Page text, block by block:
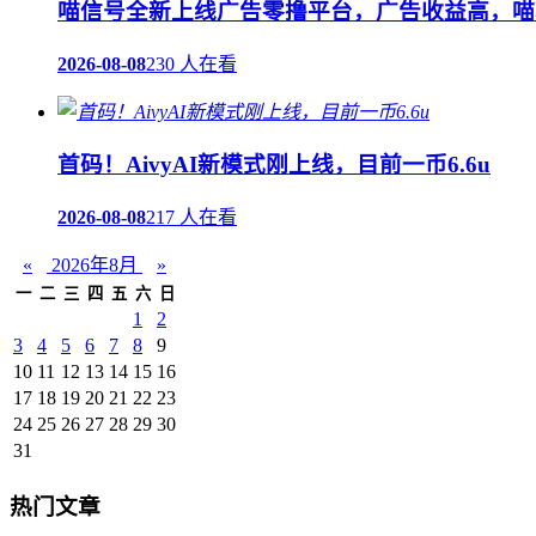
喵信号全新上线广告零撸平台，广告收益高，
2026-08-08230 人在看
首码！AivyAI新模式刚上线，目前一币6.6u
2026-08-08217 人在看
« 2026年8月 »
一 二 三 四 五 六 日
1
2
3
4 5 6 7 8
9
10 11 12 13 14 15 16
17 18 19 20 21 22 23
24 25 26 27 28 29 30
31
热门文章